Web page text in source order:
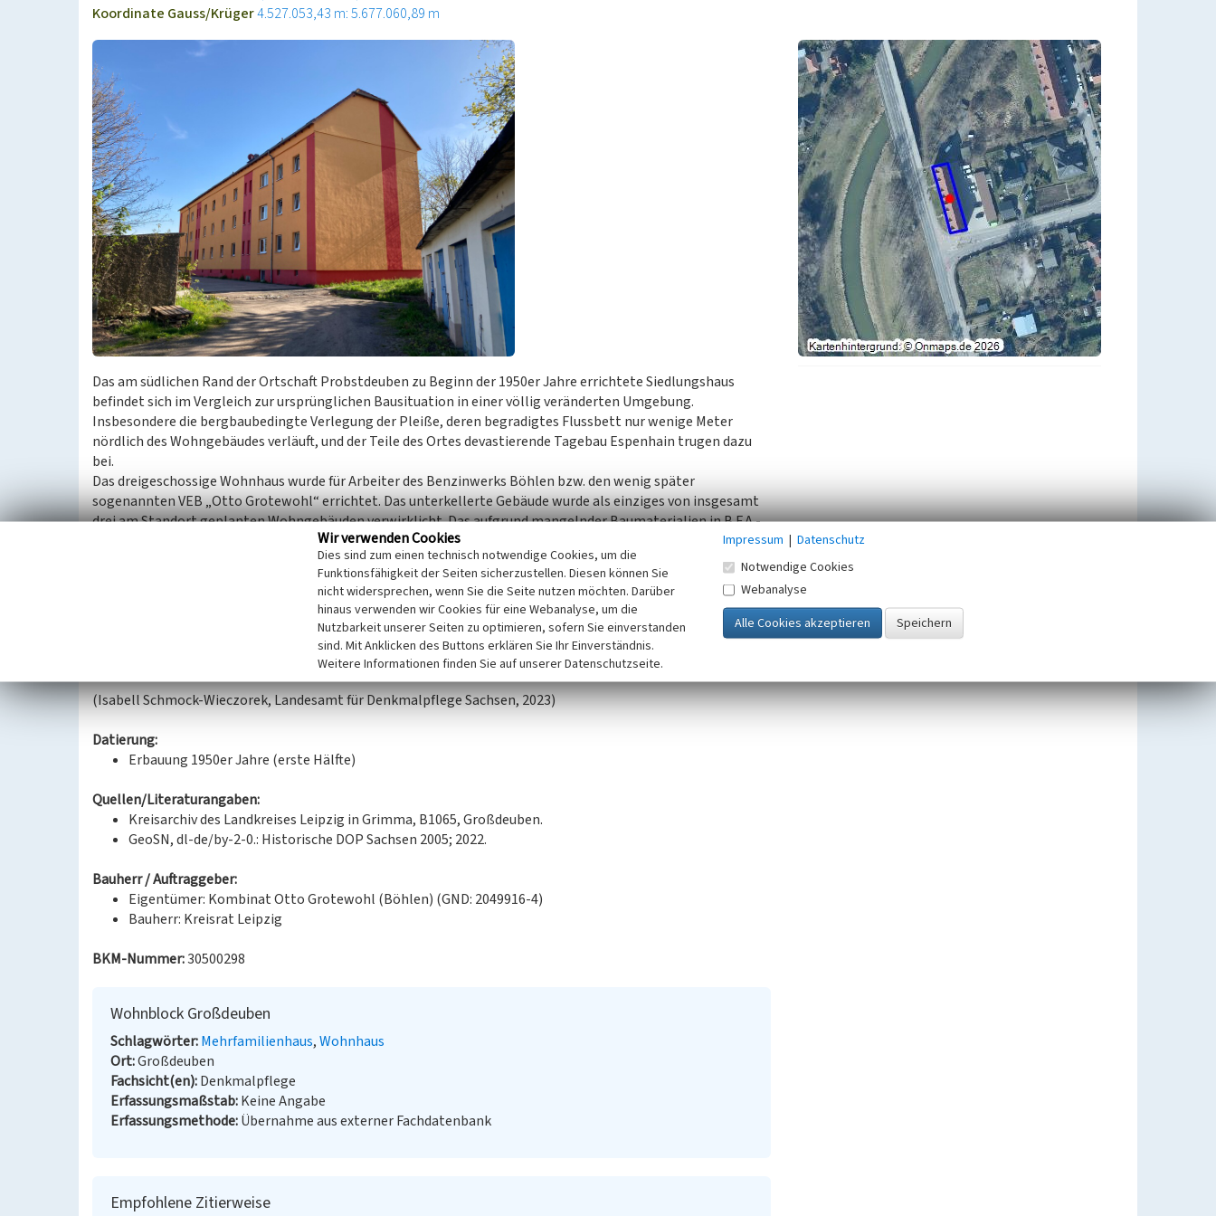
Koordinate Gauss/Krüger4.527.053,43 m: 5.677.060,89 m
Das am südlichen Rand der Ortschaft Probstdeuben zu Beginn der 1950er Jahre errichtete Siedlungshaus
befindet sich im Vergleich zur ursprünglichen Bausituation in einer völlig veränderten Umgebung.
Insbesondere die bergbaubedingte Verlegung der Pleiße, deren begradigtes Flussbett nur wenige Meter
nördlich des Wohngebäudes verläuft, und der Teile des Ortes devastierende Tagebau Espenhain trugen dazu
bei.
Das dreigeschossige Wohnhaus wurde für Arbeiter des Benzinwerks Böhlen bzw. den wenig später
sogenannten VEB „Otto Grotewohl“ errichtet. Das unterkellerte Gebäude wurde als einziges von insgesamt
drei am Standort geplanten Wohngebäuden verwirklicht. Das aufgrund mangelnder Baumaterialien in B.F.A.-
Steinen und mit einem sich zur mittleren Achse nach innen neigenden Dach ausgeführte Haus wies schon
nach wenigen Jahren bauliche Mängel auf und musste teilweise umgebaut werden. In einer nach 2005
erfolgten Sanierung erhielt das Gebäude ein Krüppelwalmdach und erscheint stark überformt.
Das Objekt ist von sozialgeschichtlicher Relevanz, bezeugt es doch die Bedeutung der zwischen Böhlen im
Süden und Markkleeberg bzw. Leipzig im Norden liegenden Ortschaften als Siedlungsstandorte für die
Arbeiter und Angestellten des Böhlener Werks ebenso wie die empfindliche Landschaftsinanspruchnahme
(Isabell Schmock-Wieczorek, Landesamt für Denkmalpflege Sachsen, 2023)
Datierung:
Erbauung 1950er Jahre (erste Hälfte)
Quellen/Literaturangaben:
Kreisarchiv des Landkreises Leipzig in Grimma, B1065, Großdeuben.
GeoSN, dl-de/by-2-0.: Historische DOP Sachsen 2005; 2022.
Bauherr / Auftraggeber:
Eigentümer: Kombinat Otto Grotewohl (Böhlen) (GND: 2049916-4)
Bauherr: Kreisrat Leipzig
BKM-Nummer:30500298
Wohnblock Großdeuben
Schlagwörter Mehrfamilienhaus Wohnhaus
Ort Großdeuben
Fachsicht(en) Denkmalpflege
Erfassungsmaßstab Keine Angabe
Erfassungsmethode Übernahme aus externer Fachdatenbank
Empfohlene Zitierweise
Wir verwenden Cookies
Dies sind zum einen technisch notwendige Cookies, um die
Funktionsfähigkeit der Seiten sicherzustellen. Diesen können Sie
nicht widersprechen, wenn Sie die Seite nutzen möchten. Darüber
hinaus verwenden wir Cookies für eine Webanalyse, um die
Nutzbarkeit unserer Seiten zu optimieren, sofern Sie einverstanden
sind. Mit Anklicken des Buttons erklären Sie Ihr Einverständnis.
Weitere Informationen finden Sie auf unserer Datenschutzseite.
Impressum | Datenschutz
Notwendige Cookies
Webanalyse